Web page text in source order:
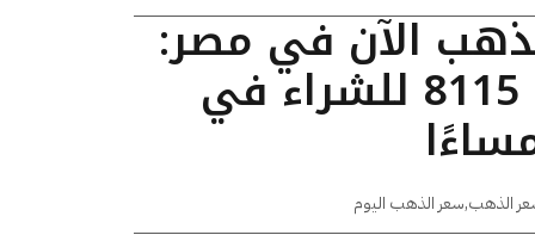
الآن في مصر:
عيار 24 يسجل 8115 للشراء في
الذهب,سعر الذهب اليوم